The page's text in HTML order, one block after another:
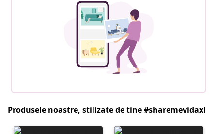
Produsele noastre, stilizate de tine #sharemevidaxl